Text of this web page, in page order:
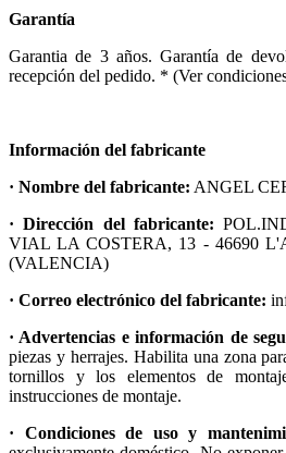
Garantía
Garantia de 3 años. Garantía de
recepción del pedido. * (Ver
Información del fabricante
· Nombre del fabricante: ANGEL
· Dirección del fabricante:
VIAL LA COSTERA, 13 - 46690
(VALENCIA)
· Correo electrónico del fabricante:
· Advertencias e información de
piezas y herrajes. Habilita una zona
tornillos y los elementos de
instrucciones de montaje.
· Condiciones de uso y